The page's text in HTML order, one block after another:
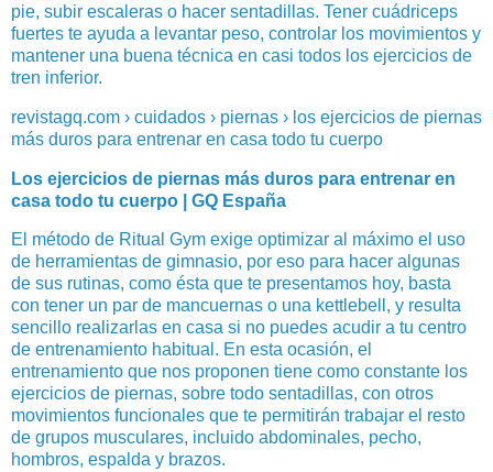
pie, subir escaleras o hacer sentadillas. Tener cuádriceps
fuertes te ayuda a levantar peso, controlar los movimientos y
mantener una buena técnica en casi todos los ejercicios de
tren inferior.
revistagq.com › cuidados › piernas › los ejercicios de piernas
más duros para entrenar en casa todo tu cuerpo
Los ejercicios de piernas más duros para entrenar en
casa todo tu cuerpo | GQ España
El método de Ritual Gym exige optimizar al máximo el uso
de herramientas de gimnasio, por eso para hacer algunas
de sus rutinas, como ésta que te presentamos hoy, basta
con tener un par de mancuernas o una kettlebell, y resulta
sencillo realizarlas en casa si no puedes acudir a tu centro
de entrenamiento habitual. En esta ocasión, el
entrenamiento que nos proponen tiene como constante los
ejercicios de piernas, sobre todo sentadillas, con otros
movimientos funcionales que te permitirán trabajar el resto
de grupos musculares, incluido abdominales, pecho,
hombros, espalda y brazos.